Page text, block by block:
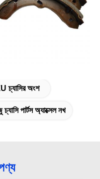
অংশ
পার্টস অ্যাক্সেল নখ